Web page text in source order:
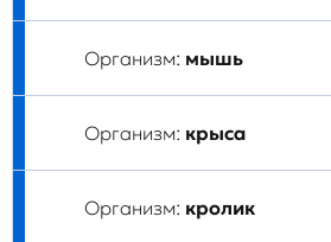
Организм: мышь
Организм: крыса
Организм: кролик